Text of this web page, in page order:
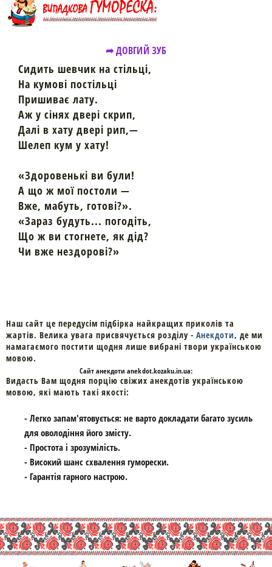
➦ ДОВГИЙ ЗУБ
Сидить шевчик на стільці,
На кумові постільці
Пришиває лату.
Аж у сінях двері скрип,
Далі в хату двері рип,—
Шелеп кум у хату!
«Здоровенькі ви були!
А що ж мої постоли —
Вже, мабуть, готові?».
«Зараз будуть... погодіть,
Що ж ви стогнете, як дід?
Чи вже нездорові?»
Наш сайт це передусім підбірка найкращих приколів та
жартів. Велика увага присвячується розділу - Анекдоти, де ми
намагаємого постити щодня лише вибрані твори українською
мовою.
Cайтанекдоти anekdot.kozaku.in.ua:
Видасть Вам щодня порцію свіжих анекдотів українською
мовою, які мають такі якості:
- Легко запам'ятовується: не варто докладати багато зусиль
для оволодіння його змісту.
- Простота і зрозумілість.
- Високий шанс схвалення гуморески.
- Гарантія гарного настрою.